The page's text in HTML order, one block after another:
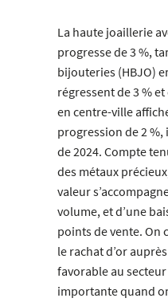
La haute joaillerie
progresse de 3 %,
bijouteries (HBJO)
régressent de 3 %
en centre-ville
progression de 2 %,
de 2024. Compte
des métaux
valeur
volume, et d’une
points de vente. On
le rachat d’or
favorable au
importante quand